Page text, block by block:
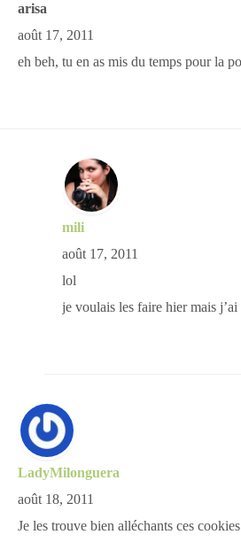
arisa
août 17, 2011
eh beh, tu en as mis du temps pour la
mili
août 17, 2011
lol
je voulais les faire hier mais
LadyMilonguera
août 18, 2011
Je les trouve bien alléchants ces